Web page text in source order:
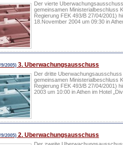
Der vierte
gemeinsamen Ministerialbeschluss
Regierung FEK 493/B 27/04/2001)
18.November 2004 um 09:30 in
9/2005) 3. Uberwachungsausschuss
Der dritte
gemeinsamen Ministerialbeschluss
Regierung FEK 493/B 27/04/2001)
2003 um 10:00 in Athen im Hotel
9/2005) 2. Uberwachungsausschuss